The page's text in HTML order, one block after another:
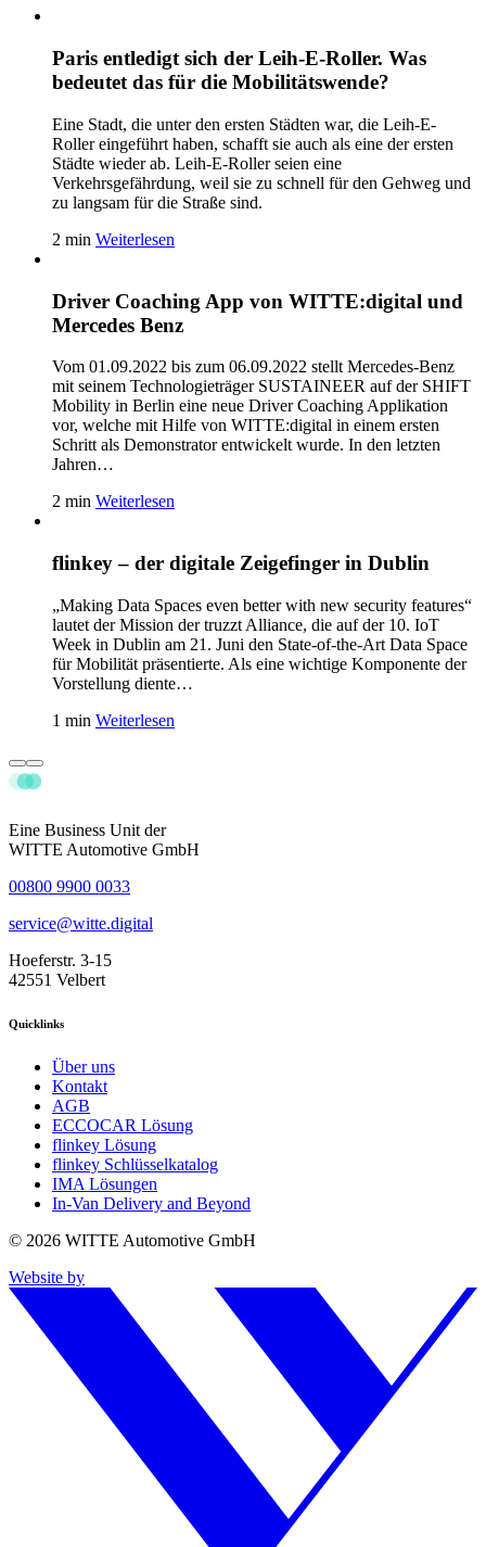
Paris entledigt sich der Leih-E-Roller. Was
bedeutet das für die Mobilitätswende?
Eine Stadt, die unter den ersten Städten war, die Leih-E-
Roller eingeführt haben, schafft sie auch als eine der ersten
Städte wieder ab. Leih-E-Roller seien eine
Verkehrsgefährdung, weil sie zu schnell für den Gehweg und
zu langsam für die Straße sind.
2 min Weiterlesen
Driver Coaching App von WITTE:digital und
Mercedes Benz
Vom 01.09.2022 bis zum 06.09.2022 stellt Mercedes-Benz
mit seinem Technologieträger SUSTAINEER auf der SHIFT
Mobility in Berlin eine neue Driver Coaching Applikation
vor, welche mit Hilfe von WITTE:digital in einem ersten
Schritt als Demonstrator entwickelt wurde. In den letzten
Jahren…
2 min Weiterlesen
flinkey – der digitale Zeigefinger in Dublin
„Making Data Spaces even better with new security features“
lautet der Mission der truzzt Alliance, die auf der 10. IoT
Week in Dublin am 21. Juni den State-of-the-Art Data Space
für Mobilität präsentierte. Als eine wichtige Komponente der
Vorstellung diente…
1 min Weiterlesen
Eine Business Unit der
WITTE Automotive GmbH
00800 9900 0033
service@witte.digital
Hoeferstr. 3-15
42551 Velbert
Quicklinks
Über uns
Kontakt
AGB
ECCOCAR Lösung
flinkey Lösung
flinkey Schlüsselkatalog
IMA Lösungen
In-Van Delivery and Beyond
© 2026 WITTE Automotive GmbH
Website by